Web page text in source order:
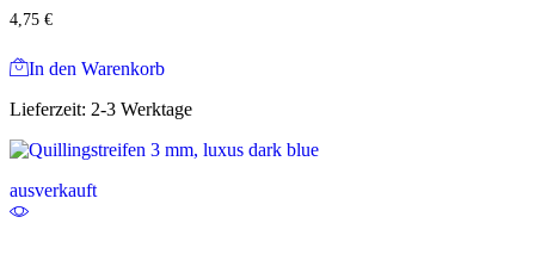
4,75 €
In den Warenkorb
Lieferzeit: 2-3 Werktage
ausverkauft